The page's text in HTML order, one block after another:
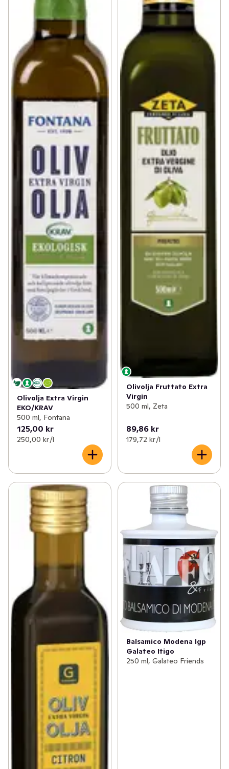
Olivolja Extra Virgin
EKO/KRAV
500 ml, Fontana
125,00 kr
250,00 kr /l
Olivolja Fruttato Extra
Virgin
500 ml, Zeta
89,86 kr
179,72 kr /l
Balsamico Modena Igp
Galateo Itigo
250 ml, Galateo Friends